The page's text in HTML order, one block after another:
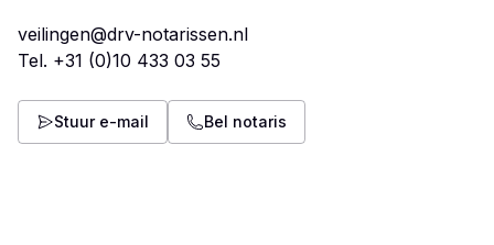
veilingen@drv-notarissen.nl
Tel. +31 (0)10 433 03 55
Stuur e-mail Bel notaris